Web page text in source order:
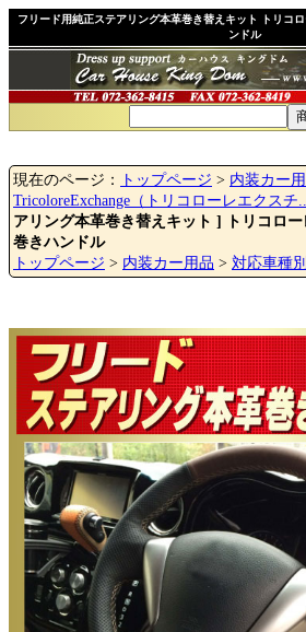
フリード用純正ステアリング本革巻き替えキット トリコ
ンドル
現在のページ： トップページ > 内装カー
TricoloreExchange（トリコローレエクスチ
アリング本革巻き替えキット ] トリコロ
巻きハンドル
トップページ > 内装カー用品 > 対応車種別